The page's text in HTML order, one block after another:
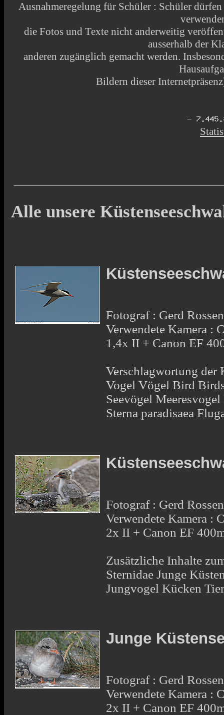
Ausnahmeregelung für Schüler : Schüler
die Fotos und Texte nicht anderweitig
ausserhalb der
anderen zugänglich gemacht werden.
Bildern dieser
Alle unsere
Fotograf : Gerd Rossen
Verwendete Kamera :
1,4x II + Canon EF
Verschlagwortung der
Vogel Vögel Bird
Seevögel
Sterna paradisaea
Fotograf : Gerd Rossen
Verwendete Kamera :
2x II + Canon EF
Zusätzliche Inhalte
Sternidae Junge
Jungvogel Kücken
Junge
Fotograf : Gerd Rossen
Verwendete Kamera :
2x II + Canon EF